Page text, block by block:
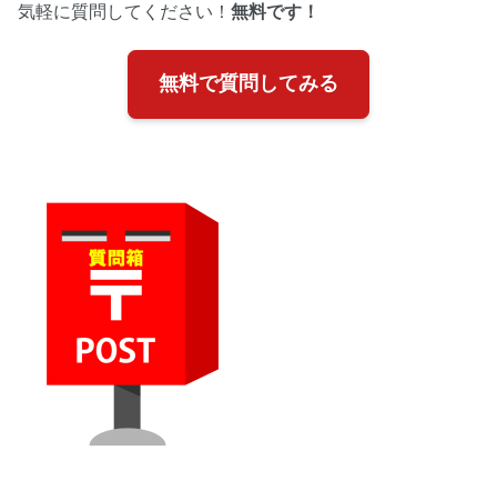
気軽に質問してください！無料です！
無料で質問してみる